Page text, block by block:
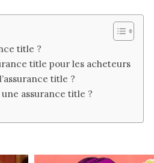
title ?
title pour les acheteurs
title ?
assurance title ?